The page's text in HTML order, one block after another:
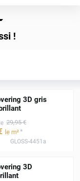
!
3D gris
29,95 €
le m²*
GLOSS-4451a
3D